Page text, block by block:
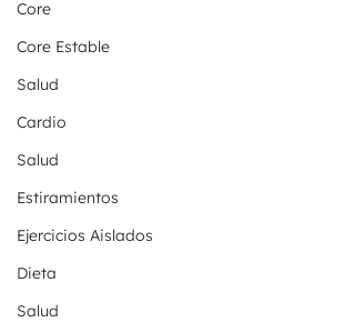
Core
Core Estable
Salud
Cardio
Salud
Estiramientos
Ejercicios Aislados
Dieta
Salud